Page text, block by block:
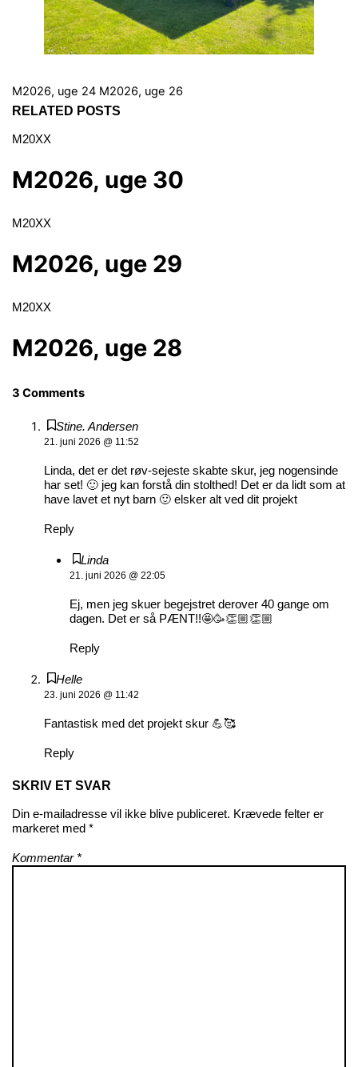
M2026, uge 24M2026, uge 26
RELATED POSTS
M20XX
M2026, uge 30
M20XX
M2026, uge 29
M20XX
M2026, uge 28
3 Comments
Stine. Andersen
21. juni 2026 @ 11:52
Linda, det er det røv-sejeste skabte skur, jeg nogensinde
har set! 🙂 jeg kan forstå din stolthed! Det er da lidt som at
have lavet et nyt barn 🙂 elsker alt ved dit projekt
Reply
Linda
21. juni 2026 @ 22:05
Ej, men jeg skuer begejstret derover 40 gange om
dagen. Det er så PÆNT!!🤩🥳👏🏼👏🏼
Reply
Helle
23. juni 2026 @ 11:42
Fantastisk med det projekt skur 💪🥰
Reply
SKRIV ET SVAR
Din e-mailadresse vil ikke blive publiceret. Krævede felter er
markeret med *
Kommentar *